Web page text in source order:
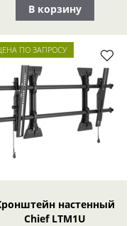
В корзину
ПО ЗАПРОСУ
настенный
Chief LTM1U